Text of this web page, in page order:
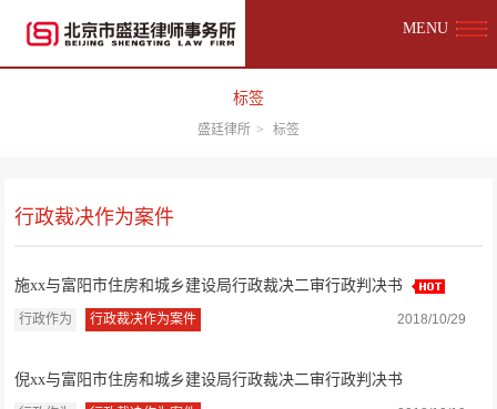
MENU
标签
盛廷律所 > 标签
行政裁决作为案件
施xx与富阳市住房和城乡建设局行政裁决二审行政判决书
行政作为 行政裁决作为案件 2018/10/29
倪xx与富阳市住房和城乡建设局行政裁决二审行政判决书